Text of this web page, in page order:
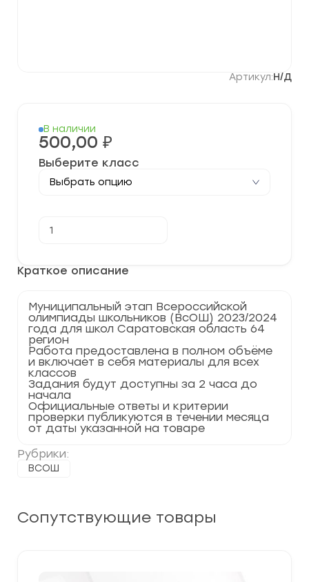
Артикул:Н/Д
Краткое описание
Муниципальный этап Всероссийской
олимпиады школьников (ВсОШ) 2023/2024
года для школ Саратовская область 64
регион
Работа предоставлена в полном объёме
и включает в себя материалы для всех
классов
Задания будут доступны за 2 часа до
начала
Официальные ответы и критерии
проверки публикуются в течении месяца
от даты указанной на товаре
Рубрики:
ВСОШ
В наличии
500,00 ₽
Выберите класс
товара
этап
по
2024
г.
Саратовская
область
64
регион
Сопутствующие товары